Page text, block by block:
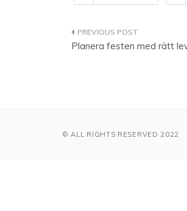
Planera festen med rätt
© ALL RIGHTS RESERVED 2022